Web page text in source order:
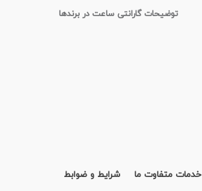
توضیحات گارانتی ساعت در برندها
خدمات متفاوت ما
شرایط و ضوابط